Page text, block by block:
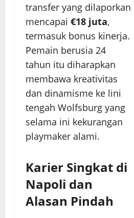
transfer yang dilaporkan
mencapai €18 juta,
termasuk bonus kinerja.
Pemain berusia 24
tahun itu diharapkan
membawa kreativitas
dan dinamisme ke lini
tengah Wolfsburg yang
selama ini kekurangan
playmaker alami.
Karier Singkat di
Napoli dan
Alasan Pindah